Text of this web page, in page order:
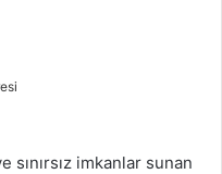
sınırsız imkanlar sunan